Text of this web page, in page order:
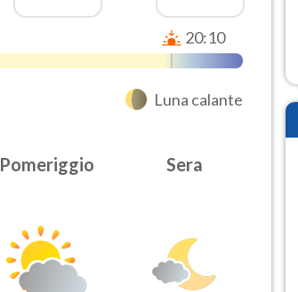
20:10
Luna calante
Pomeriggio Sera